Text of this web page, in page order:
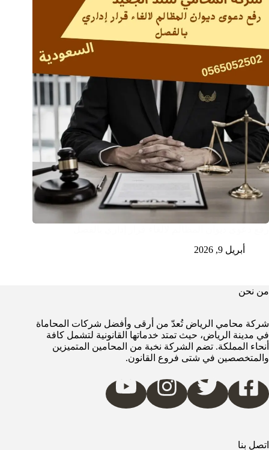
أبريل 9, 2026
من نحن
شركة محامي الرياض تُعدّ من أرقى وأفضل شركات المحاماة
في مدينة الرياض، حيث تمتد خدماتها القانونية لتشمل كافة
أنحاء المملكة. تضم الشركة نخبة من المحامين المتميزين
والمتخصصين في شتى فروع القانون.
اتصل بنا